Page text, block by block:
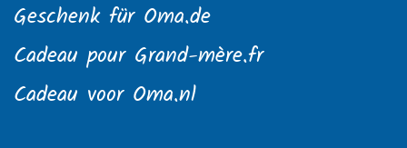
Geschenk für Oma.de
Cadeau pour Grand-mère.fr
Cadeau voor Oma.nl